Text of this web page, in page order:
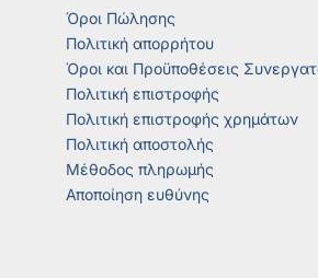
Όροι Πώλησης
Πολιτική απορρήτου
Όροι και Προϋποθέσεις
Πολιτική επιστροφής
Πολιτική επιστροφής χρημάτων
Πολιτική αποστολής
Μέθοδος πληρωμής
Αποποίηση ευθύνης